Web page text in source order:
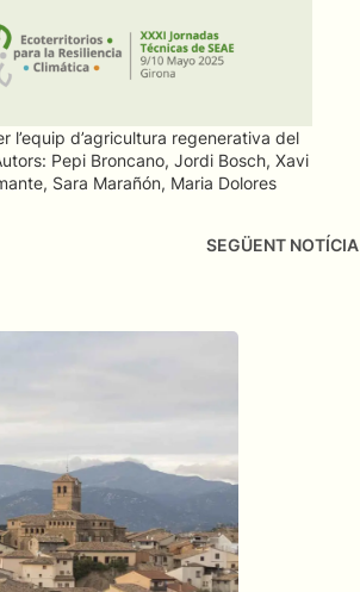
d’agricultura regenerativa del
Pepi Broncano, Jordi Bosch, Xavi
Sara Marañón, Maria Dolores
SEGÜENT NOTÍCIA